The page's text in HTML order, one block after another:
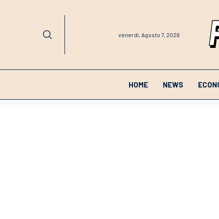
venerdì, Agosto 7, 2026
HOME NEWS